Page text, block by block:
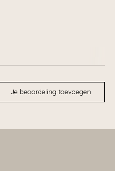
Je beoordeling toevoegen